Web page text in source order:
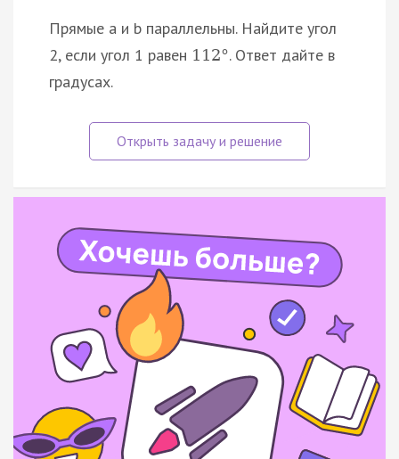
Прямые a и b параллельны. Найдите угол
2, если угол 1 равен 112°. Ответ дайте в
градусах.